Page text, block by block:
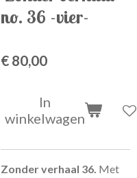
no. 36 -vier-
€ 80,00
In
winkelwagen
Zonder verhaal 36. Met